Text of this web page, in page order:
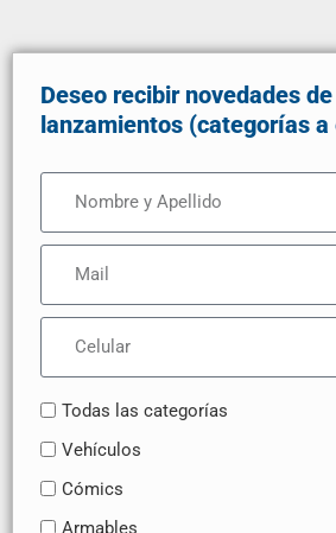
Deseo recibir novedades
lanzamientos (categorías a
Todas las categorías
Vehículos
Cómics
Armables